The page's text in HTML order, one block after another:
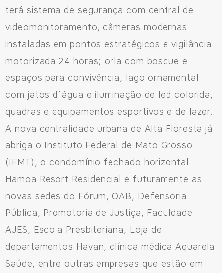
terá sistema de segurança com central de
videomonitoramento, câmeras modernas
instaladas em pontos estratégicos e vigilância
motorizada 24 horas; orla com bosque e
espaços para convivência, lago ornamental
com jatos d`água e iluminação de led colorida,
quadras e equipamentos esportivos e de lazer.
A nova centralidade urbana de Alta Floresta já
abriga o Instituto Federal de Mato Grosso
(IFMT), o condomínio fechado horizontal
Hamoa Resort Residencial e futuramente as
novas sedes do Fórum, OAB, Defensoria
Pública, Promotoria de Justiça, Faculdade
AJES, Escola Presbiteriana, Loja de
departamentos Havan, clínica médica Aquarela
Saúde, entre outras empresas que estão em